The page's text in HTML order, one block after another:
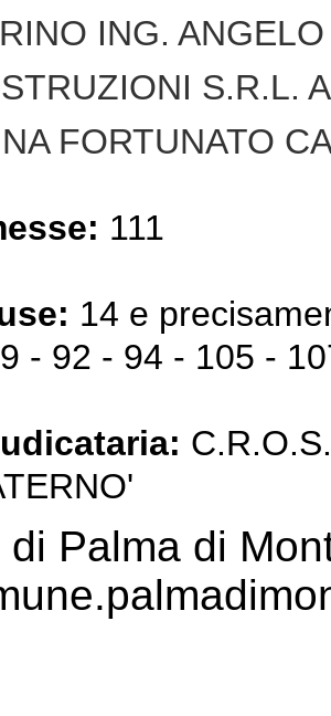
ING.
S.R.L.
FORTUNATO
111
14 e
- 92 - 94 - 105 -
di Palma di